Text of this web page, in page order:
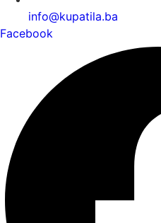
info@kupatila.ba
Facebook